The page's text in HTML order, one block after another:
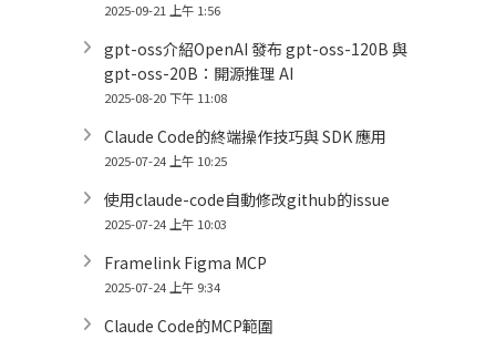
2025-09-21 上午 1:56
gpt-oss介紹OpenAI 發布 gpt-oss-120B 與
gpt-oss-20B：開源推理 AI
2025-08-20 下午 11:08
Claude Code的終端操作技巧與 SDK 應用
2025-07-24 上午 10:25
使用claude-code自動修改github的issue
2025-07-24 上午 10:03
Framelink Figma MCP
2025-07-24 上午 9:34
Claude Code的MCP範圍